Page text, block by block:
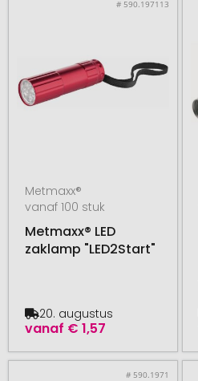
# 590.197113
Metmaxx®
vanaf 100 stuk
Metmaxx® LED
zaklamp "LED2Start"
vanaf € 1,57
20. augustus
# 590.1971